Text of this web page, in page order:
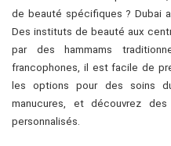
de beauté spécifiques ? Dubai
Des instituts de beauté aux
par des hammams
francophones, il est facile de
les options pour des soins
manucures, et découvrez
personnalisés.